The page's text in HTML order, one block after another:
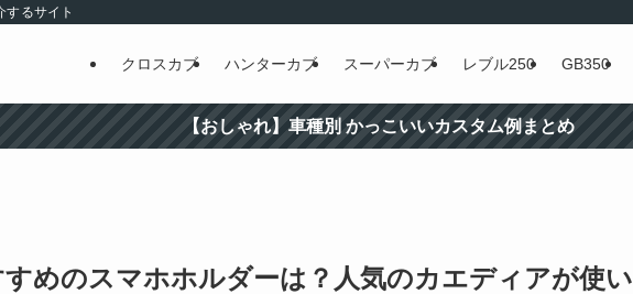
するサイト
クロスカブ ハンターカブ スーパーカブ レブル250 GB350
【おしゃれ】車種別 かっこいいカスタム例まとめ
すめのスマホホルダーは？人気のカエディアが使い